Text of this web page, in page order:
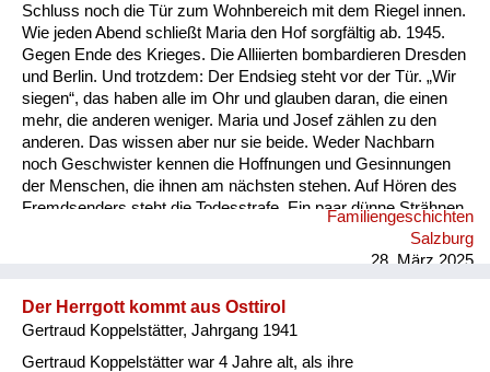
Schluss noch die Tür zum Wohnbereich mit dem Riegel innen.
Wie jeden Abend schließt Maria den Hof sorgfältig ab. 1945.
Gegen Ende des Krieges. Die Alliierten bombardieren Dresden
und Berlin. Und trotzdem: Der Endsieg steht vor der Tür. „Wir
siegen“, das haben alle im Ohr und glauben daran, die einen
mehr, die anderen weniger. Maria und Josef zählen zu den
anderen. Das wissen aber nur sie beide. Weder Nachbarn
noch Geschwister kennen die Hoffnungen und Gesinnungen
der Menschen, die ihnen am nächsten stehen. Auf Hören des
Fremdsenders steht die Todesstrafe. Ein paar dünne Strähnen
verraten, dass unter Marias Kopftuch ihr Haar schwarz ist. Es
knistert. Im Ofen. In der Luft. Das Radio. Die letzten trockenen
Familiengeschichten
Salzburg
28. März 2025
Der Herrgott kommt aus Osttirol
Gertraud Koppelstätter, Jahrgang 1941
Gertraud Koppelstätter war 4 Jahre alt, als ihre